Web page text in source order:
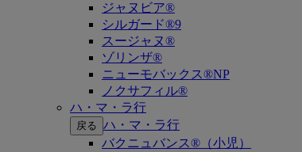
ジャヌビア®
シルガード®9
スージャヌ®
ゾリンザ®
ニューモバックス®NP
ノクサフィル®
ハ・マ・ラ行
戻る ハ・マ・ラ行
バクニュバンス®（小児）